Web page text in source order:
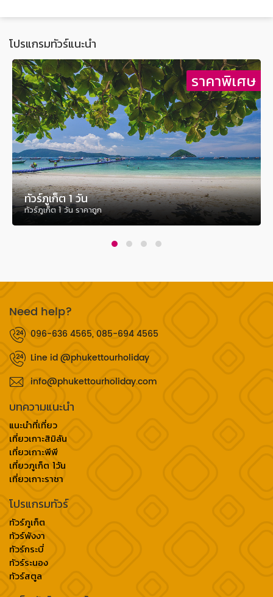
โปรแกรมทัวร์แนะนำ
ราคาพิเศษ
ทัวร์ภูเก็ต 1 วัน
ทัวร์ภูเก็ต 1 วัน ราคาถูก
Need help?
096-636 4565, 085-694 4565
Line id @phukettourholiday
info@phukettourholiday.com
บทความแนะนำ
แนะนำที่เที่ยว
เที่ยวเกาะสิมิลัน
เที่ยวเกาะพีพี
เที่ยวภูเก็ต 1วัน
เที่ยวเกาะราชา
โปรแกรมทัวร์
ทัวร์ภูเก็ต
ทัวร์พังงา
ทัวร์กระบี่
ทัวร์ระนอง
ทัวร์สตูล